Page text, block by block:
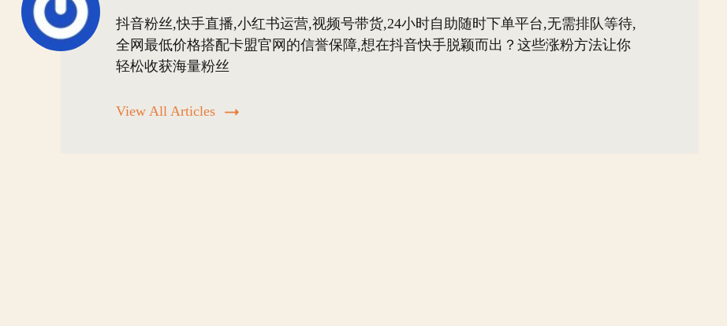
抖音粉丝,快手直播,小红书运营,视频号带货,24小时自助随时下单平台,无需排队等待,
全网最低价格搭配卡盟官网的信誉保障,想在抖音快手脱颖而出？这些涨粉方法让你
轻松收获海量粉丝
View All Articles